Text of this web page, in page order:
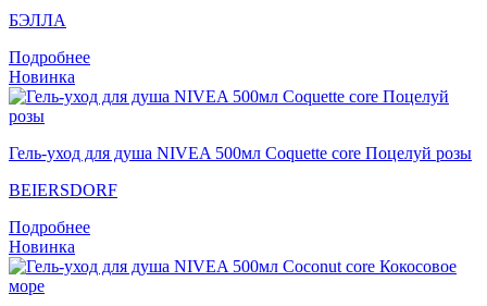
БЭЛЛА
Подробнее
Новинка
Гель-уход для душа NIVEA 500мл Coquette core Поцелуй розы
BEIERSDORF
Подробнее
Новинка